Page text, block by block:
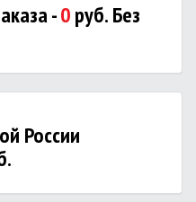
-0руб. Без
России